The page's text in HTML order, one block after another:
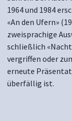
1964 und 1984
«An den Ufern»
zweisprachige
schließlich
vergriffen oder
erneute
überfällig ist.